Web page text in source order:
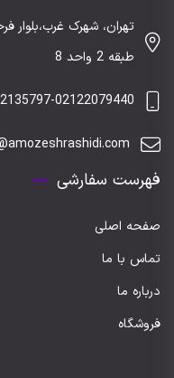
تهران، شهرک غرب،بلوار
طبقه 2 واحد 8
02122079440
فهرست سفارشی
صفحه اصلی
تماس با ما
درباره ما
فروشگاه